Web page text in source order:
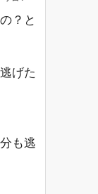
？と
げた
も逃